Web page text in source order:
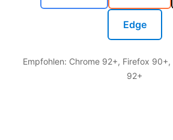
Edge
Empfohlen: Chrome 92+, Firefox
92+